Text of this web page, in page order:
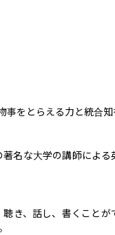
をとらえる力と統合知
名な大学の講師によ
き、話し、書くこと